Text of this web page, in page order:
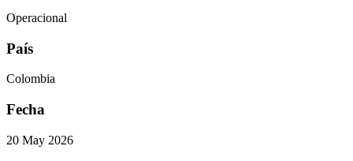
Operacional
País
Colombia
Fecha
20 May 2026